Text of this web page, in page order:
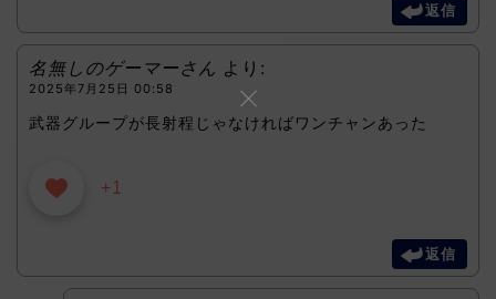
返信
名無しのゲーマーさん より:
2025年7月25日 00:58
武器グループが長射程じゃなければワンチャンあった
+1
返信